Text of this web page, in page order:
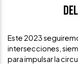
Este 2023
intersecciones,
para impulsar la